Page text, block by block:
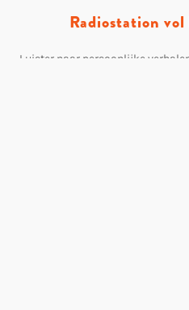
Radiostation
Luister naar persoonlijke